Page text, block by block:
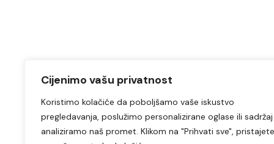
Cijenimo vašu privatnost
Koristimo kolačiće da poboljšamo vaše iskustvo
pregledavanja, poslužimo personalizirane oglase ili
analiziramo naš promet. Klikom na "Prihvati sve", pristajete